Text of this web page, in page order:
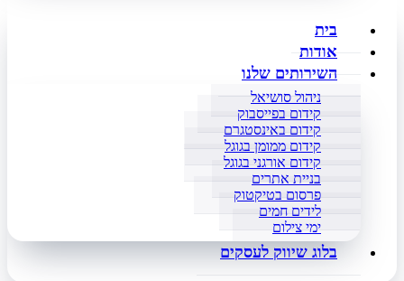
בית
אודות
השירותים שלנו
ניהול סושיאל
קידום בפייסבוק
קידום באינסטגרם
קידום ממומן בגוגל
קידום אורגני בגוגל
בניית אתרים
פרסום בטיקטוק
לידים חמים
ימי צילום
בלוג שיווק לעסקים